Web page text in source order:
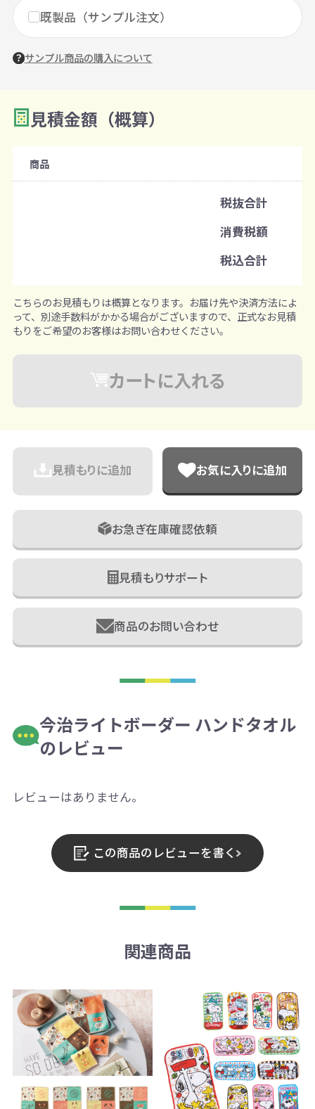
既製品（サンプル注文）
サンプル商品の購入について
2 数量を入力
購入条件
見積金額（概算）
商品
税抜合計
消費税額
税込合計
こちらのお見積もりは概算となります。お届け先や決済方法によ
って、別途手数料がかかる場合がございますので、正式なお見積
もりをご希望のお客様はお問い合わせください。
カートに入れる
見積もりに追加 お気に入りに追加
お急ぎ在庫確認依頼
見積もりサポート
商品のお問い合わせ
今治ライトボーダー ハンドタオル
のレビュー
レビューはありません。
この商品のレビューを書く
関連商品